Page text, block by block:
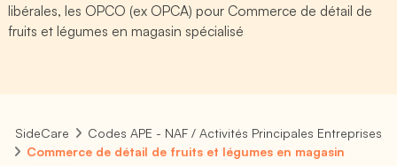
libérales, les OPCO (ex OPCA) pour Commerce de détail de
fruits et légumes en magasin spécialisé
SideCare
Codes APE - NAF / Activités Principales Entreprises
Commerce de détail de fruits et légumes en magasin